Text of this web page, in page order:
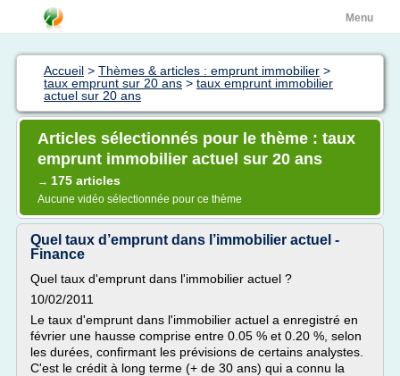
Menu
Accueil > Thèmes & articles : emprunt immobilier >
taux emprunt sur 20 ans > taux emprunt immobilier
actuel sur 20 ans
Articles sélectionnés pour le thème : taux
emprunt immobilier actuel sur 20 ans
→ 175 articles
Aucune vidéo sélectionnée pour ce thème
Quel taux d’emprunt dans l’immobilier actuel -
Finance
Quel taux d'emprunt dans l'immobilier actuel ?
10/02/2011
Le taux d'emprunt dans l'immobilier actuel a enregistré en
février une hausse comprise entre 0.05 % et 0.20 %, selon
les durées, confirmant les prévisions de certains analystes.
C'est le crédit à long terme (+ de 30 ans) qui a connu la